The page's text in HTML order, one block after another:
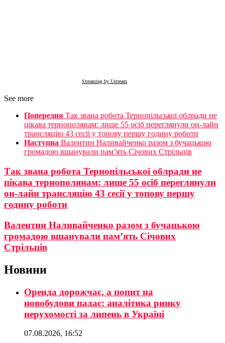
Streaming by Ustream
See more
Попередня Так звана робота Тернопільської облради не
цікава тернополянам: лише 55 осіб переглянули он-лайн
трансляцію 43 сесії у топову першу годину роботи
Наступна Валентин Наливайченко разом з бучацькою
громадою вшанували пам’ять Січових Стрільців
Так звана робота Тернопільської облради не
цікава тернополянам: лише 55 осіб переглянули
он-лайн трансляцію 43 сесії у топову першу
годину роботи
Валентин Наливайченко разом з бучацькою
громадою вшанували пам’ять Січових
Стрільців
Новини
Оренда дорожчає, а попит на
новобудови падає: аналітика ринку
нерухомості за липень в Україні
07.08.2026, 16:52